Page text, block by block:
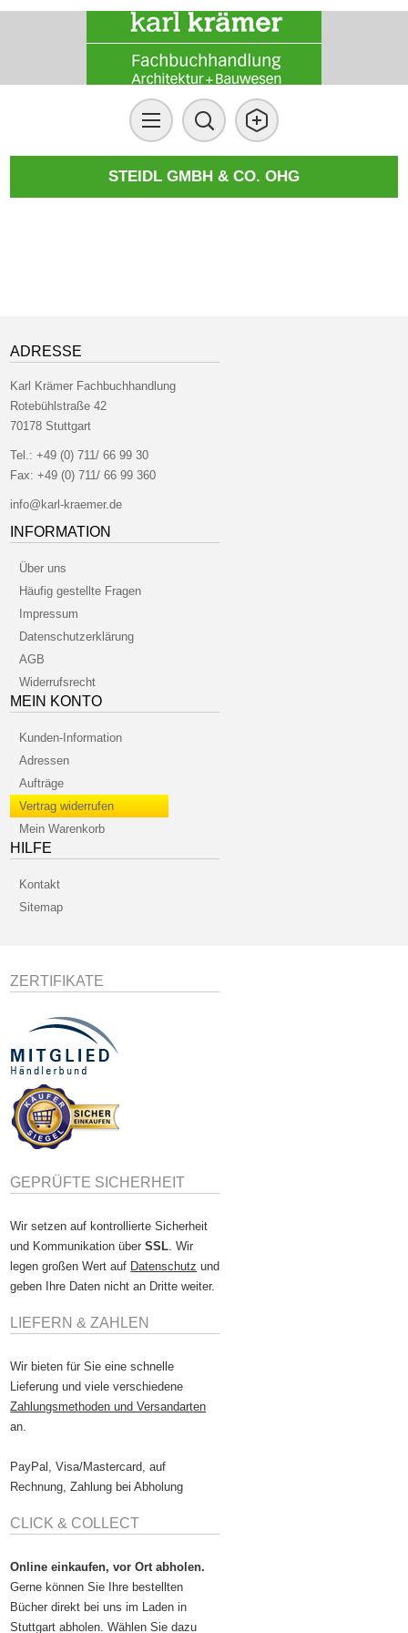
STEIDL GMBH & CO. OHG
ADRESSE
Karl Krämer Fachbuchhandlung
Rotebühlstraße 42
70178 Stuttgart
Tel.:+49 (0) 711/ 66 99 30
Fax: +49 (0) 711/ 66 99 360
info@karl-kraemer.de
INFORMATION
Über uns
Häufig gestellte Fragen
Impressum
Datenschutzerklärung
AGB
Widerrufsrecht
MEIN KONTO
Kunden-Information
Adressen
Aufträge
Vertrag widerrufen
Mein Warenkorb
HILFE
Kontakt
Sitemap
ZERTIFIKATE
GEPRÜFTE SICHERHEIT
Wir setzen auf kontrollierte Sicherheit
und Kommunikation überSSL. Wir
legen großen Wert auf Datenschutz und
geben Ihre Daten nicht an Dritte weiter.
LIEFERN & ZAHLEN
Wir bieten für Sie eine schnelle
Lieferung und viele verschiedene
Zahlungsmethoden und Versandarten
an.
PayPal, Visa/Mastercard, auf
Rechnung, Zahlung bei Abholung
CLICK & COLLECT
Online einkaufen, vor Ort abholen.
Gerne können Sie Ihre bestellten
Bücher direkt bei uns im Laden in
Stuttgart abholen. Wählen Sie dazu